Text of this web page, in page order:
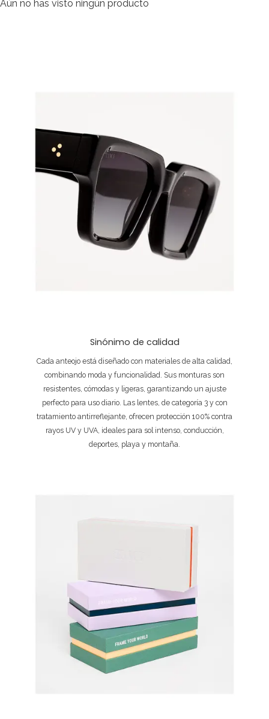
Aún no has visto ningún producto
Sinónimo de calidad
Cada anteojo está diseñado con materiales de alta calidad,
combinando moda y funcionalidad. Sus monturas son
resistentes, cómodas y ligeras, garantizando un ajuste
perfecto para uso diario. Las lentes, de categoría 3 y con
tratamiento antirreflejante, ofrecen protección 100% contra
rayos UV y UVA, ideales para sol intenso, conducción,
deportes, playa y montaña.